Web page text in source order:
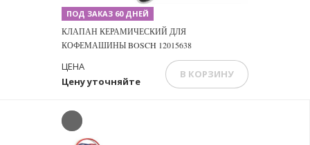
ПОД ЗАКАЗ 60 ДНЕЙ
КЛАПАН КЕРАМИЧЕСКИЙ ДЛЯ
КОФЕМАШИНЫ BOSCH 12015638
Цену уточняйте
ЦЕНА
В КОРЗИНУ